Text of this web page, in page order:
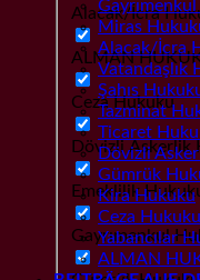
Alacak/İcra
ALMAN
Ceza Hukuku
Dövizli Askerlik
Emeklilik
Gayrımenkul
Miras
Alacak/İcra
Vatandaşlık
Şahıs
Tazminat
Ticaret
Dövizli
Gümrük
Kira Hukuku
Ceza Hukuku
Yabancılar
ALMAN